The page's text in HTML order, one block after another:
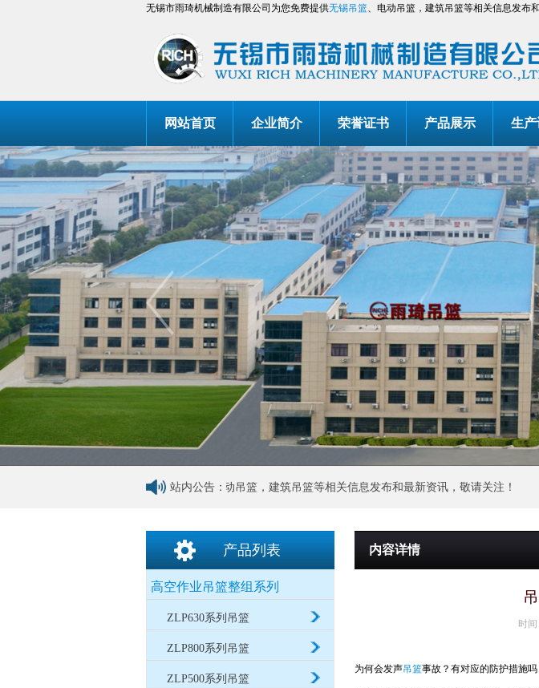
无锡市雨琦机械制造有限公司为您免费提供无锡吊篮、电动吊篮，建筑吊篮等相关信息发布
网站首页 企业简介 荣誉证书 产品展示 生产
站内公告：
无锡吊篮、电动吊篮，建筑吊篮等相关信息发布和最新资讯，敬请关注！
产品列表
高空作业吊篮整组系列
ZLP630系列吊篮
ZLP800系列吊篮
ZLP500系列吊篮
内容详情
时
为何会发声吊篮事故？有对应的防护措施吗